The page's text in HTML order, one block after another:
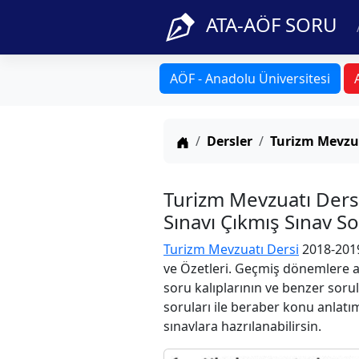
ATA-AÖF SORU
AÖF - Anadolu Üniversitesi
Anasayfa
Dersler Turizm
Turizm Mevzuatı
Sınavı Çıkmış Sınav
Turizm Mevzuatı Dersi 2018-
ve Özetleri. Geçmiş dönemlere
soru kalıplarının ve benzer
soruları ile beraber konu
sınavlara hazrılanabilirsin.